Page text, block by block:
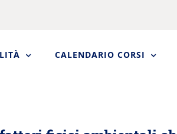
CALENDARIO CORSI